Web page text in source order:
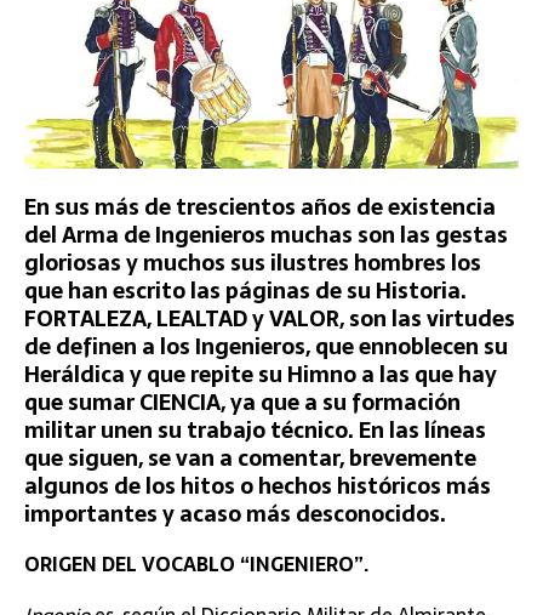
En sus más de trescientos años de existencia
del Arma de Ingenieros muchas son las gestas
gloriosas y muchos sus ilustres hombres los
que han escrito las páginas de su Historia.
FORTALEZA, LEALTAD y VALOR, son las virtudes
de definen a los Ingenieros, que ennoblecen su
Heráldica y que repite su Himno a las que hay
que sumar CIENCIA, ya que a su formación
militar unen su trabajo técnico. En las líneas
que siguen, se van a comentar, brevemente
algunos de los hitos o hechos históricos más
importantes y acaso más desconocidos.
ORIGEN DEL VOCABLO “INGENIERO”.